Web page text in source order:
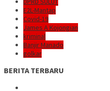
E2L-Mantap
Covid-19
James A Kojongian
kriminal
Banjir Manado
golkar
BERITA TERBARU